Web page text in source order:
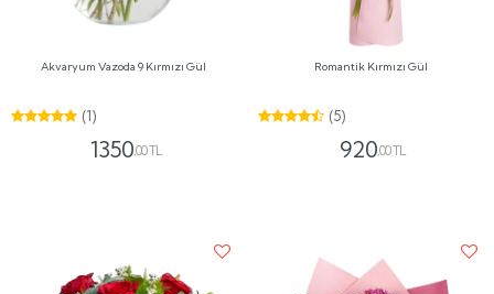
Akvaryum Vazoda 9 Kırmızı Gül
(1)
1350,00 TL
Romantik Kırmızı Gül
(5)
920,00 TL